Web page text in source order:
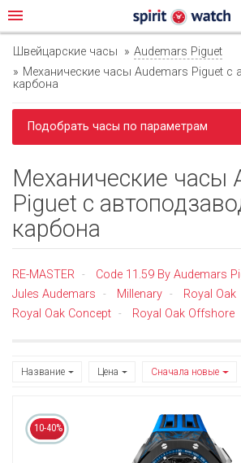
menu
Швейцарские часы
Audemars Piguet
Механические часы Audemars Piguet с
карбона
Подобрать часы по параметрам
Механические часы
Piguet с
карбона
RE-MASTER - Code 11.59 By Audemars
Jules Audemars - Millenary - Royal Oak
Royal Oak Concept - Royal Oak Offshore
Название Цена Сначала новые
10-40%